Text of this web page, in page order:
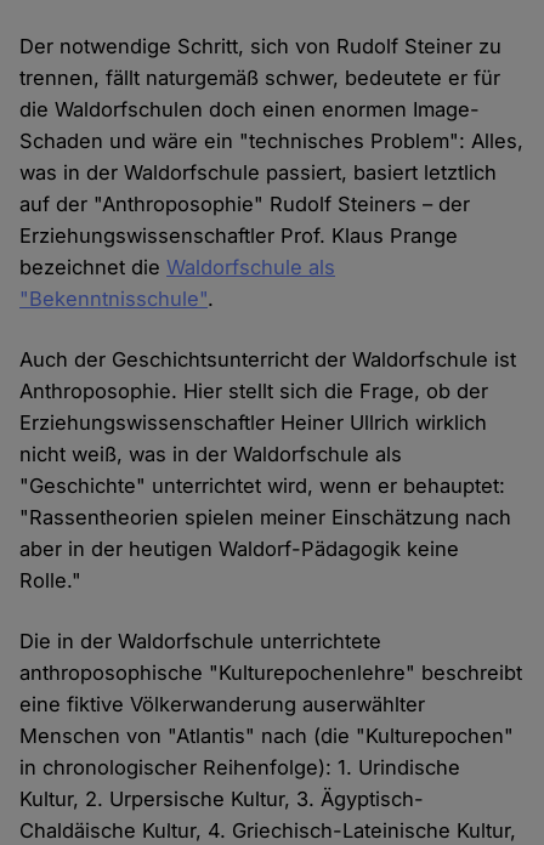
Der notwendige Schritt, sich von Rudolf Steiner zu
trennen, fällt naturgemäß schwer, bedeutete er für
die Waldorfschulen doch einen enormen Image-
Schaden und wäre ein "technisches Problem": Alles,
was in der Waldorfschule passiert, basiert letztlich
auf der "Anthroposophie" Rudolf Steiners – der
Erziehungswissenschaftler Prof. Klaus Prange
bezeichnet dieWaldorfschule als
"Bekenntnisschule".
Auch der Geschichtsunterricht der Waldorfschule ist
Anthroposophie. Hier stellt sich die Frage, ob der
Erziehungswissenschaftler Heiner Ullrich wirklich
nicht weiß, was in der Waldorfschule als
"Geschichte" unterrichtet wird, wenn er behauptet:
"Rassentheorien spielen meiner Einschätzung nach
aber in der heutigen Waldorf-Pädagogik keine
Rolle."
Die in der Waldorfschule unterrichtete
anthroposophische "Kulturepochenlehre" beschreibt
eine fiktive Völkerwanderung auserwählter
Menschen von "Atlantis" nach (die "Kulturepochen"
in chronologischer Reihenfolge): 1. Urindische
Kultur, 2. Urpersische Kultur, 3. Ägyptisch-
Chaldäische Kultur, 4. Griechisch-Lateinische Kultur,